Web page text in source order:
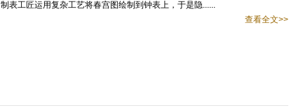
制表工匠运用复杂工艺将春宫图绘制到钟表上，于是隐......
查看全文>>